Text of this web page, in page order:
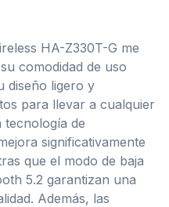
HA-Z330T-G me
comodidad de uso
diseño ligero y
para llevar a cualquier
tecnología de
significativamente
que el modo de baja
5.2 garantizan una
Además, las